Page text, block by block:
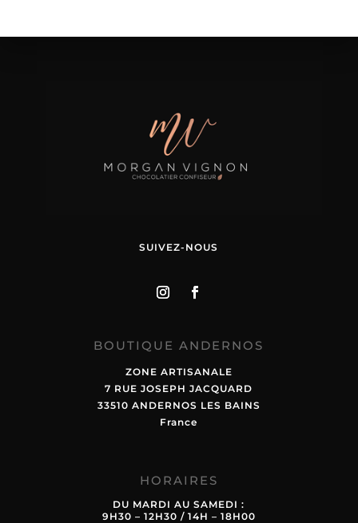
SUIVEZ-NOUS
BOUTIQUE ANDERNOS
ZONE ARTISANALE
7 RUE JOSEPH JACQUARD
33510 ANDERNOS LES BAINS
France
HORAIRES
DU MARDI AU SAMEDI :
9H30 – 12H30 / 14H – 18H00